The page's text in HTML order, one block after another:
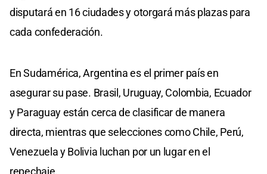
disputará en 16 ciudades y otorgará más plazas para
cada confederación.
En Sudamérica, Argentina es el primer país en
asegurar su pase. Brasil, Uruguay, Colombia, Ecuador
y Paraguay están cerca de clasificar de manera
directa, mientras que selecciones como Chile, Perú,
Venezuela y Bolivia luchan por un lugar en el
repechaje.